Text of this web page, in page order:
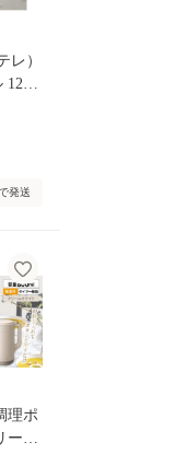
レ）
12本
所
ー
奥多
発送
理ポ
ーム